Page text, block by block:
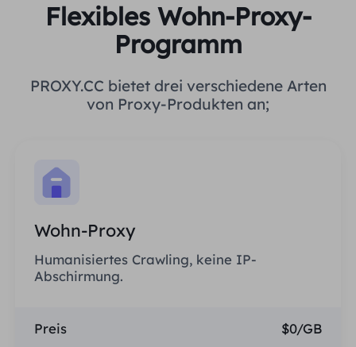
Flexibles Wohn-Proxy-
Programm
PROXY.CC bietet drei verschiedene Arten
von Proxy-Produkten an;
Wohn-Proxy
Humanisiertes Crawling, keine IP-
Abschirmung.
Preis
$0/GB